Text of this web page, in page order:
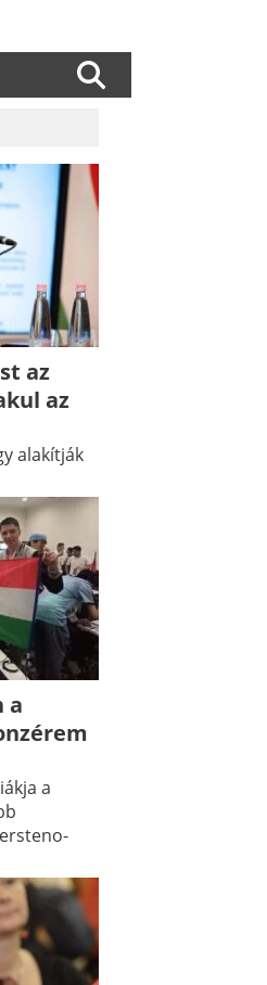
az
az
alakítják
a
a